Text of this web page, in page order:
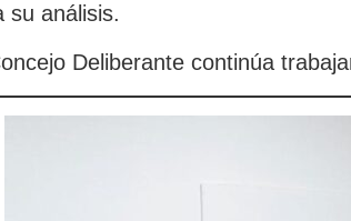
su análisis.
Deliberante continúa